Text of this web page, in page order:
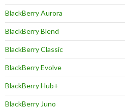
BlackBerry Aurora
BlackBerry Blend
BlackBerry Classic
BlackBerry Evolve
BlackBerry Hub+
BlackBerry Juno